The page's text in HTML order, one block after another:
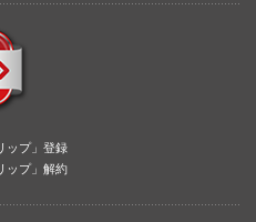
ップ」登録
ップ」解約